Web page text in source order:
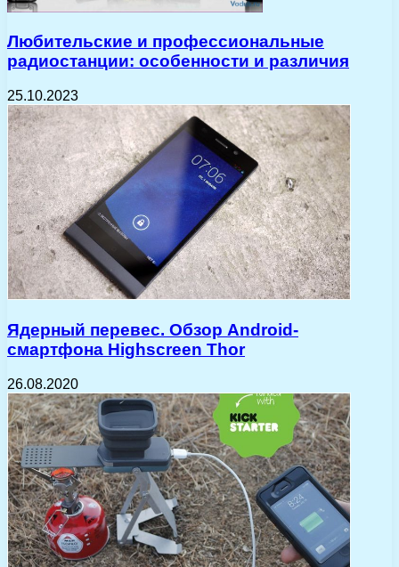
Любительские и профессиональные
радиостанции: особенности и различия
25.10.2023
Ядерный перевес. Обзор Android-
смартфона Highscreen Thor
26.08.2020